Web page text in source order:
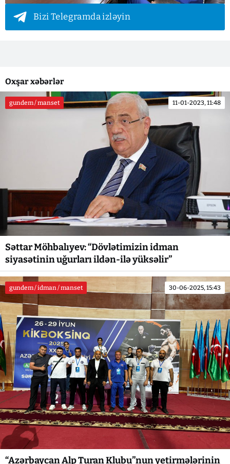
Bizi Telegramda izləyin
Oxşar xəbərlər
gundem / manset 11-01-2023, 11:48
Səttar Möhbalıyev: “Dövlətimizin idman
siyasətinin uğurları ildən-ilə yüksəlir”
gundem / idman / manset 30-06-2025, 15:43
“Azərbaycan Alp Turan Klubu”nun yetirmələrinin